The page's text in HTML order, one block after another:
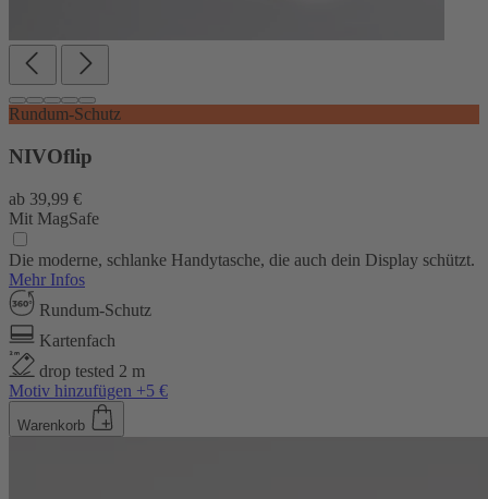
Rundum-Schutz
NIVOflip
ab 39,99 €
Mit MagSafe
Die moderne, schlanke Handytasche, die auch dein Display schützt.
Mehr Infos
Rundum-Schutz
Kartenfach
drop tested 2 m
Motiv hinzufügen +5 €
Warenkorb